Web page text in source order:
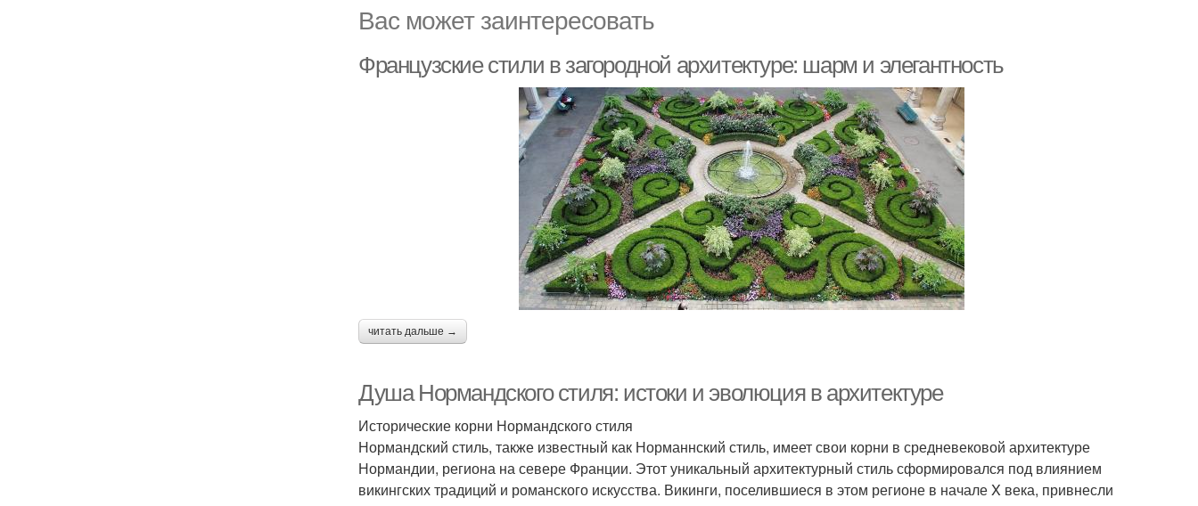
Вас может заинтересовать
Французские стили в загородной архитектуре: шарм и элегантность
читать дальше →
Душа Нормандского стиля: истоки и эволюция в архитектуре
Исторические корни Нормандского стиля
Нормандский стиль, также известный как Норманнский стиль, имеет свои корни в средневековой архитектуре
Нормандии, региона на севере Франции. Этот уникальный архитектурный стиль сформировался под влиянием
викингских традиций и романского искусства. Викинги, поселившиеся в этом регионе в начале X века, привнесли